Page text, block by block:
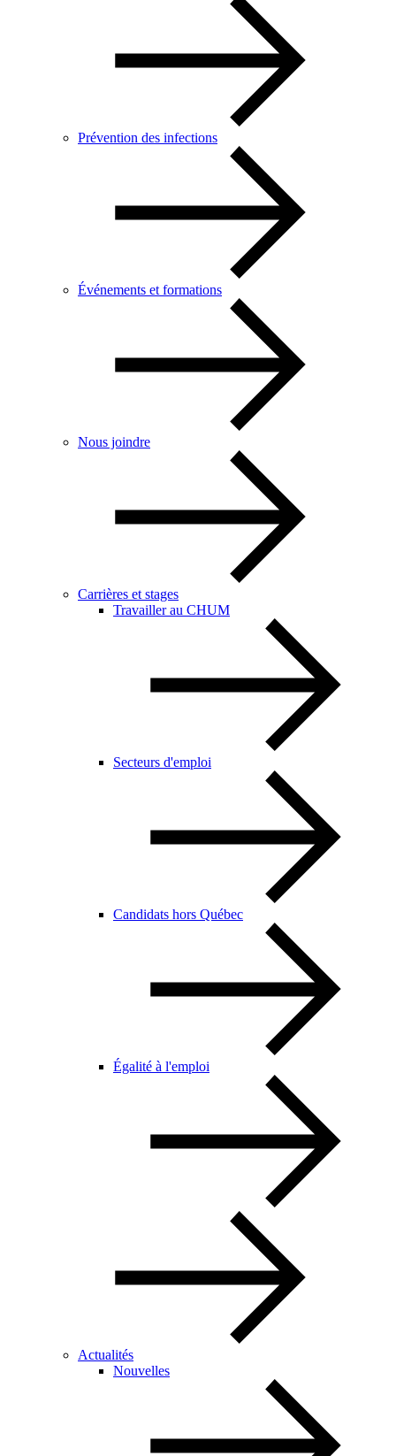
Prévention des infections
Événements et formations
Nous joindre
Carrières et stages
Travailler au CHUM
Secteurs d'emploi
Candidats hors Québec
Égalité à l'emploi
Actualités
Nouvelles